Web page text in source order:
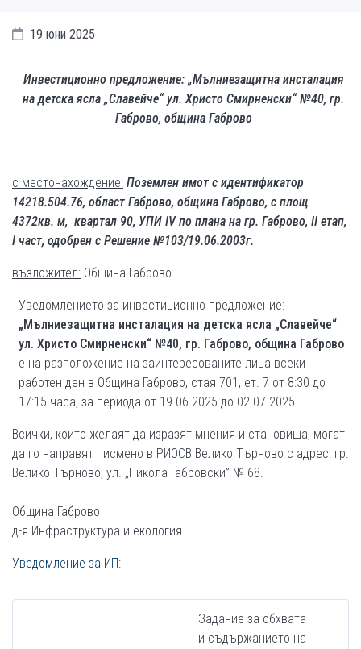
19 юни 2025
Инвестиционно предложение: „Мълниезащитна инсталация
на детска ясла „Славейче“ ул. Христо Смирненски“ №40, гр.
Габрово, община Габрово
с местонахождение: Поземлен имот с идентификатор
14218.504.76, област Габрово, община Габрово, с площ
4372кв. м, квартал 90, УПИ IV по плана на гр. Габрово, II етап,
I част, одобрен с Решение №103/19.06.2003г.
възложител: Община Габрово
Уведомлението за инвестиционно предложение:
„Мълниезащитна инсталация на детска ясла „Славейче“
ул. Христо Смирненски“ №40, гр. Габрово, община Габрово
е на разположение на заинтересованите лица всеки
работен ден в Община Габрово, стая 701, ет. 7 от 8:30 до
17:15 часа, за периода от 19.06.2025 до 02.07.2025.
Всички, които желаят да изразят мнения и становища, могат
да го направят писмено в РИОСВ Велико Търново с адрес: гр.
Велико Търново, ул. „Никола Габровски” № 68.
Община Габрово
д-я Инфраструктура и екология
Уведомление за ИП:
Задание за обхвата
и съдържанието на